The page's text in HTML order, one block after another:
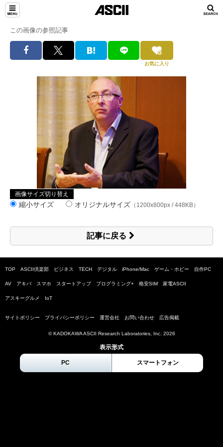
この画像の参照記事
お気に入り
画像サイズ切り替え
縮小サイズ オリジナルサイズ （1200x800px / 448KB）
記事に戻る
TOP ASCII倶楽部 ビジネス TECH デジタル iPhone/Mac ゲーム・ホビー 自作PC
AV アキバ スマホ スタートアップ プログラミング+ 格安SIM 家電ASCII
アスキーグルメ IoT
サイトポリシー プライバシーポリシー 運営会社 お問い合わせ 広告掲載
© KADOKAWA ASCII Research Laboratories, Inc. 2026
表示形式
PC スマートフォン